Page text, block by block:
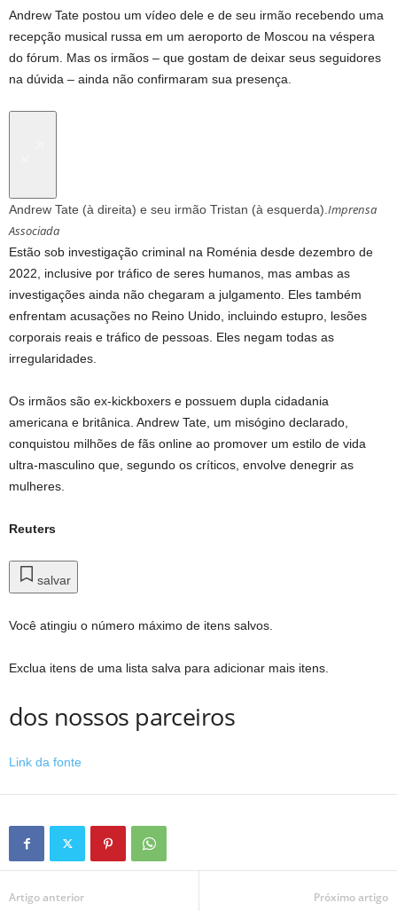
Andrew Tate postou um vídeo dele e de seu irmão recebendo uma
recepção musical russa em um aeroporto de Moscou na véspera
do fórum. Mas os irmãos – que gostam de deixar seus seguidores
na dúvida – ainda não confirmaram sua presença.
Andrew Tate (à direita) e seu irmão Tristan (à esquerda). Imprensa
Associada
Estão sob investigação criminal na Roménia desde dezembro de
2022, inclusive por tráfico de seres humanos, mas ambas as
investigações ainda não chegaram a julgamento. Eles também
enfrentam acusações no Reino Unido, incluindo estupro, lesões
corporais reais e tráfico de pessoas. Eles negam todas as
irregularidades.
Os irmãos são ex-kickboxers e possuem dupla cidadania
americana e britânica. Andrew Tate, um misógino declarado,
conquistou milhões de fãs online ao promover um estilo de vida
ultra-masculino que, segundo os críticos, envolve denegrir as
mulheres.
Reuters
salvar
Você atingiu o número máximo de itens salvos.
Exclua itens de uma lista salva para adicionar mais itens.
dos nossos parceiros
Link da fonte
Artigo anterior Próximo artigo